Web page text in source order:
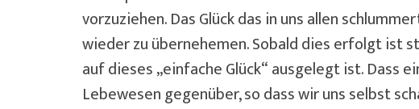
vorzuziehen. Das Glück das in uns allen
wieder zu übernehemen. Sobald dies erfolgt ist
auf dieses „einfache Glück“ ausgelegt ist. Dass
Lebewesen gegenüber, so dass wir uns selbst